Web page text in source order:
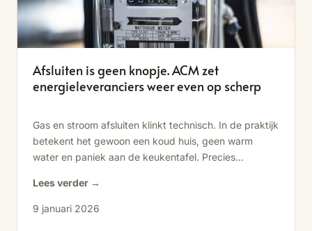
Afsluiten is geen knopje. ACM zet
energieleveranciers weer even op scherp
Gas en stroom afsluiten klinkt technisch. In de praktijk
betekent het gewoon een koud huis, geen warm
water en paniek aan de keukentafel. Precies
Lees verder →
9 januari 2026